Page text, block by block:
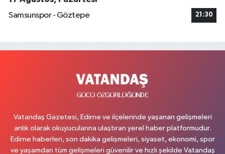
Samsunspor - Göztepe
21:30
Vatandaş Gazetesi, Edirne ve ilçelerinde yaşanan gelişmeleri
anlık olarak okuyucularına ulaştıran yerel haber platformudur.
Edirne haberleri, son dakika gelişmeleri, siyaset, ekonomi, spor
ve yaşamdan tüm gelişmeleri güvenilir ve hızlı şekilde Vatandaş